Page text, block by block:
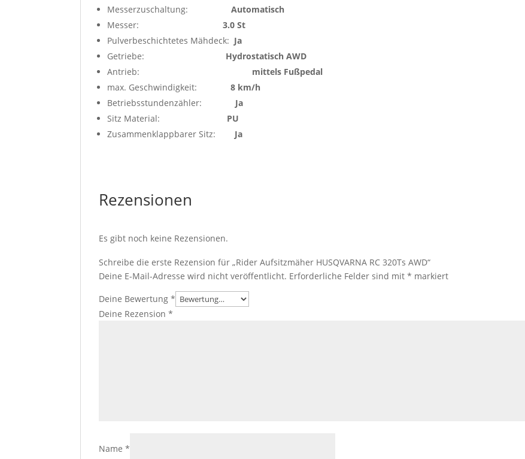
Messerzuschaltung:Automatisch
Messer:3.0 St
Pulverbeschichtetes Mähdeck: Ja
Getriebe: Hydrostatisch AWD
Antrieb: mittels Fußpedal
max. Geschwindigkeit:8 km/h
Betriebsstundenzähler: Ja
Sitz Material: PU
Zusammenklappbarer Sitz: Ja
Rezensionen
Es gibt noch keine Rezensionen.
Schreibe die erste Rezension für „Rider Aufsitzmäher HUSQVARNA RC 320Ts AWD“
Deine E-Mail-Adresse wird nicht veröffentlicht. Erforderliche Felder sind mit* markiert
Deine Bewertung*
Deine Rezension*
Name*